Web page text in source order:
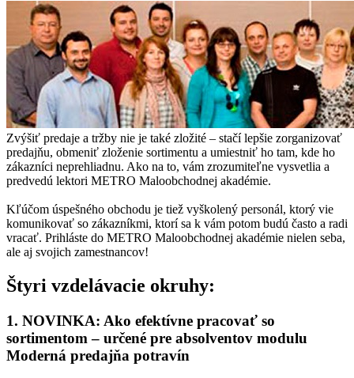
Zvýšiť predaje a tržby nie je také zložité – stačí lepšie zorganizovať
predajňu, obmeniť zloženie sortimentu a umiestniť ho tam, kde ho
zákazníci neprehliadnu. Ako na to, vám zrozumiteľne vysvetlia a
predvedú lektori METRO Maloobchodnej akadémie.
Kľúčom úspešného obchodu je tiež vyškolený personál, ktorý vie
komunikovať so zákazníkmi, ktorí sa k vám potom budú často a radi
vracať. Prihláste do METRO Maloobchodnej akadémie nielen seba,
ale aj svojich zamestnancov!
Štyri vzdelávacie okruhy:
1. NOVINKA: Ako efektívne pracovať so
sortimentom – určené pre absolventov modulu
Moderná predajňa potravín